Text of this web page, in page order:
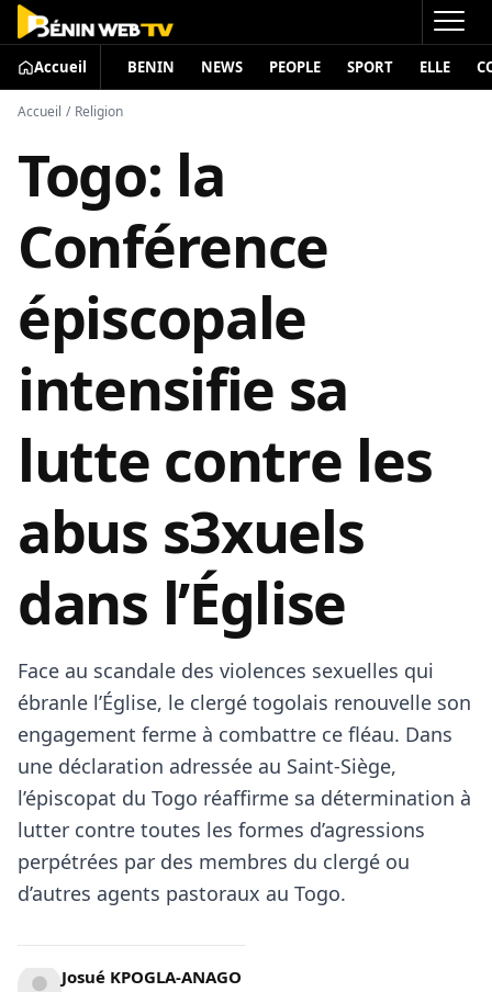
Accueil BENIN NEWS PEOPLE SPORT ELLE
Accueil / Religion
Togo: la
Conférence
épiscopale
intensifie sa
lutte contre les
abus s3xuels
dans l’Église
Face au scandale des violences sexuelles qui
ébranle l’Église, le clergé togolais renouvelle son
engagement ferme à combattre ce fléau. Dans
une déclaration adressée au Saint-Siège,
l’épiscopat du Togo réaffirme sa détermination à
lutter contre toutes les formes d’agressions
perpétrées par des membres du clergé ou
d’autres agents pastoraux au Togo.
Josué KPOGLA-ANAGO